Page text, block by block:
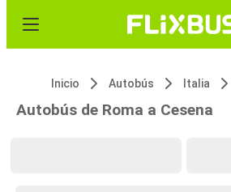
Inicio Autobús Italia
Autobús de Roma a Cesena